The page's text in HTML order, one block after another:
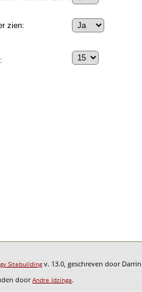
zien:
Sitebuildingv. 13.0, geschreven door
doorAndre Idzinga.